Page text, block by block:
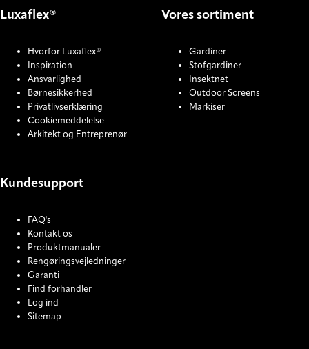
Luxaflex®
Hvorfor Luxaflex®
Inspiration
Ansvarlighed
Børnesikkerhed
Privatlivserklæring
Cookiemeddelelse
Arkitekt og Entreprenør
Vores sortiment
Gardiner
Stofgardiner
Insektnet
Outdoor Screens
Markiser
Kundesupport
FAQ's
Kontakt os
Produktmanualer
Rengøringsvejledninger
Garanti
Find forhandler
Log ind
Sitemap